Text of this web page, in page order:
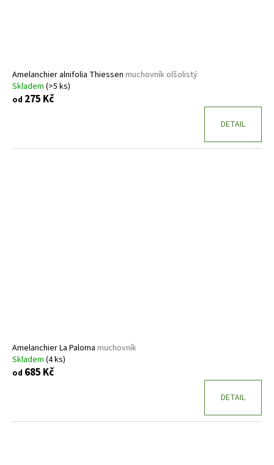
Amelanchier alnifolia Thiessen muchovník olšolistý
Skladem (>5 ks)
od 275 Kč
DETAIL
Amelanchier La Paloma muchovník
Skladem (4 ks)
od 685 Kč
DETAIL